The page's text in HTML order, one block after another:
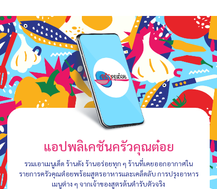
แอปพลิเคชันครัวคุณต๋อย
รวมเอาเมนูเด็ด ร้านดัง ร้านอร่อยทุก ๆ ร้านที่เคยออกอากาศใน
รายการครัวคุณต๋อยพร้อมสูตรอาหารและเคล็ดลับ การปรุงอาหาร
เมนูต่าง ๆ จากเจ้าของสูตรต้นตำรับตัวจริง